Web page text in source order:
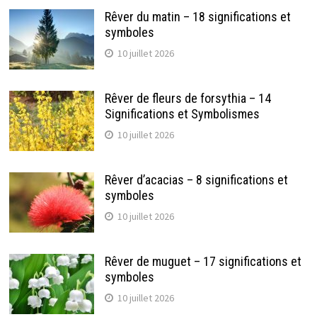
Rêver du matin – 18 significations et
symboles
10 juillet 2026
Rêver de fleurs de forsythia – 14
Significations et Symbolismes
10 juillet 2026
Rêver d’acacias – 8 significations et
symboles
10 juillet 2026
Rêver de muguet – 17 significations et
symboles
10 juillet 2026